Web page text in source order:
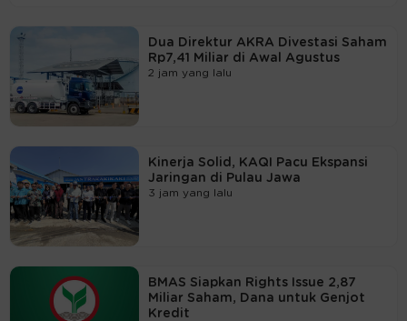
Dua Direktur AKRA Divestasi Saham
Rp7,41 Miliar di Awal Agustus
2 jam yang lalu
Kinerja Solid, KAQI Pacu Ekspansi
Jaringan di Pulau Jawa
3 jam yang lalu
BMAS Siapkan Rights Issue 2,87
Miliar Saham, Dana untuk Genjot
Kredit